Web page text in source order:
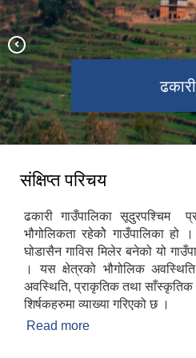
ढकारी
खेति गर्दै एक
बेनिघाट
संक्षिप्त परिचय
ढकारी गाउँपालिका सूदुरपश्चिम
भौगोलिकता रहेकोे गाउँपालिका हो
घोडासैन गाविस मिलेर बनेको यो
। यस क्षेत्रको भौगोलिक
अवस्थिति, प्राकृतिक तथा साँस्कृतिक
शिर्षकहरुमा व्याख्या गरिएको छ ।
Read more